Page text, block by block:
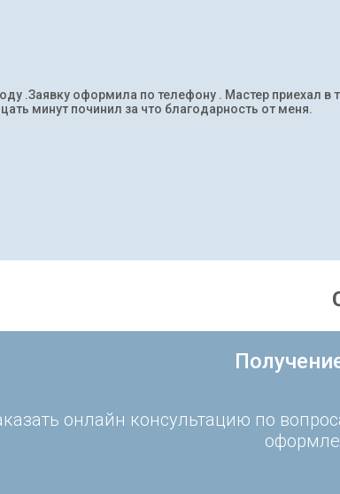
.Заявку оформила по телефону . Мастер приехал
минут починил за что благодарность от меня.
онлайн консультацию по